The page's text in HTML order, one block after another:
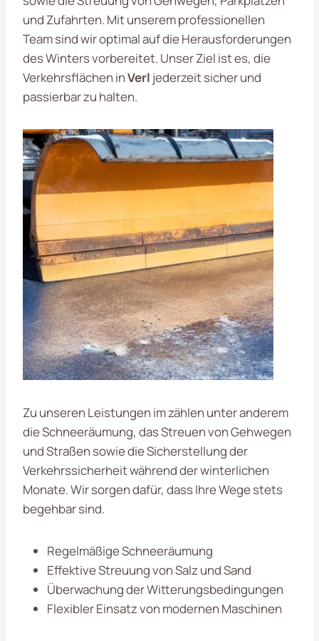
und Zufahrten. Mit unserem professionellen
Team sind wir optimal auf die Herausforderungen
des Winters vorbereitet. Unser Ziel ist es, die
Verkehrsflächen inVerl jederzeit sicher und
passierbar zu halten.
Zu unseren Leistungen im zählen unter anderem
die Schneeräumung, das Streuen von Gehwegen
und Straßen sowie die Sicherstellung der
Verkehrssicherheit während der winterlichen
Monate. Wir sorgen dafür, dass Ihre Wege stets
begehbar sind.
Regelmäßige Schneeräumung
Effektive Streuung von Salz und Sand
Überwachung der Witterungsbedingungen
Flexibler Einsatz von modernen Maschinen